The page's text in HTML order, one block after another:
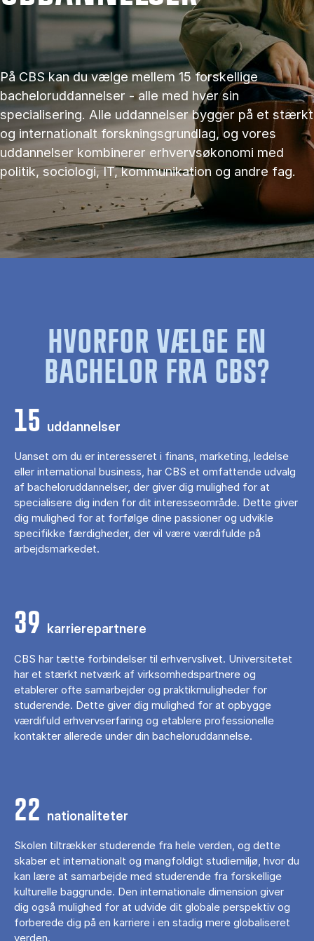
På CBS kan du vælge mellem 15 forskellige
bacheloruddannelser - alle med hver sin
specialisering. Alle uddannelser bygger på et stærkt
og internationalt forskningsgrundlag, og vores
uddannelser kombinerer erhvervsøkonomi med
politik, sociologi, IT, kommunikation og andre fag.
HVORFOR VÆLGE EN
BACHELOR FRA CBS?
15 uddannelser
Uanset om du er interesseret i finans, marketing, ledelse
eller international business, har CBS et omfattende udvalg
af bacheloruddannelser, der giver dig mulighed for at
specialisere dig inden for dit interesseområde. Dette giver
dig mulighed for at forfølge dine passioner og udvikle
specifikke færdigheder, der vil være værdifulde på
arbejdsmarkedet.
39 karrierepartnere
CBS har tætte forbindelser til erhvervslivet. Universitetet
har et stærkt netværk af virksomhedspartnere og
etablerer ofte samarbejder og praktikmuligheder for
studerende. Dette giver dig mulighed for at opbygge
værdifuld erhvervserfaring og etablere professionelle
kontakter allerede under din bacheloruddannelse.
22 nationaliteter
Skolen tiltrækker studerende fra hele verden, og dette
skaber et internationalt og mangfoldigt studiemiljø, hvor du
kan lære at samarbejde med studerende fra forskellige
kulturelle baggrunde. Den internationale dimension giver
dig også mulighed for at udvide dit globale perspektiv og
forberede dig på en karriere i en stadig mere globaliseret
verden.